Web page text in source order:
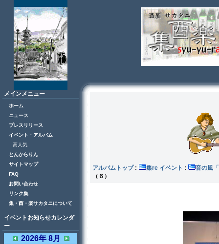
メインメニュー
ホーム
ニュース
プレスリリース
イベント・アルバム
高人気
とんからりん
サイトマップ
FAQ
お問い合わせ
リンク集
集・酉・楽サカタニについて
イベントお知らせカレンダ
ー
2026年 8月
アルバムトップ: 集re イベント :
音の
（６）